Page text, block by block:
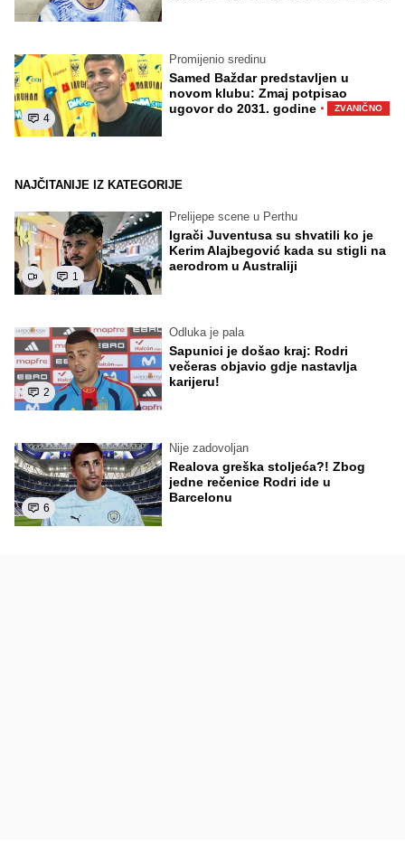
4
Promijenio sredinu
Samed Baždar predstavljen u
novom klubu: Zmaj potpisao
ugovor do 2031. godine · ZVANIČNO
NAJČITANIJE IZ KATEGORIJE
1
Prelijepe scene u Perthu
Igrači Juventusa su shvatili ko je
Kerim Alajbegović kada su stigli na
aerodrom u Australiji
2
Odluka je pala
Sapunici je došao kraj: Rodri
večeras objavio gdje nastavlja
karijeru!
6
Nije zadovoljan
Realova greška stoljeća?! Zbog
jedne rečenice Rodri ide u
Barcelonu